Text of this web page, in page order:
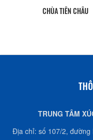
CHÙA TIÊN CHÂU
TRUNG TÂM
Địa chỉ: số 107/2, đường